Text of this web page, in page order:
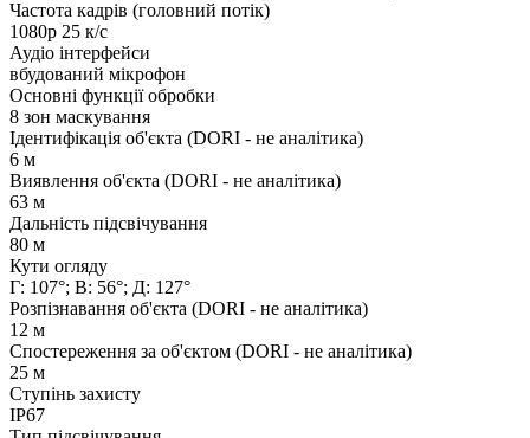
Частота кадрів (головний потік)
1080p 25 к/с
Аудіо інтерфейси
вбудований мікрофон
Основні функції обробки
8 зон маскування
Ідентифікація об'єкта (DORI - не аналітика)
6 м
Виявлення об'єкта (DORI - не аналітика)
63 м
Дальність підсвічування
80 м
Кути огляду
Г: 107°; В: 56°; Д: 127°
Розпізнавання об'єкта (DORI - не аналітика)
12 м
Спостереження за об'єктом (DORI - не аналітика)
25 м
Ступінь захисту
IP67